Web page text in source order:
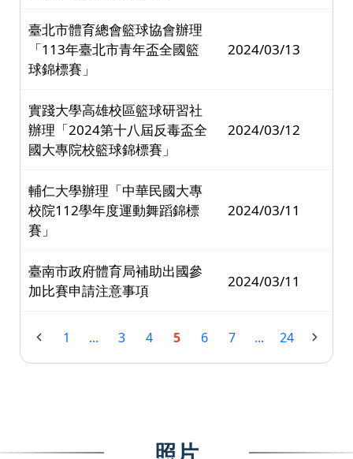
臺北市體育總會籃球協會辦理
「113年臺北市青年盃全國籃
球錦標賽」
2024/03/13
實踐大學高雄校區籃球研習社
辦理「2024第十八屆反毒盃全
國大專院校籃球錦標賽」
2024/03/12
輔仁大學辦理「中華民國大專
校院112學年度運動舞蹈錦標
賽」
2024/03/11
臺南市政府體育局補助出國參
加比賽申請注意事項
2024/03/11
1 ... 3 4 5 6 7 ... 24
照片